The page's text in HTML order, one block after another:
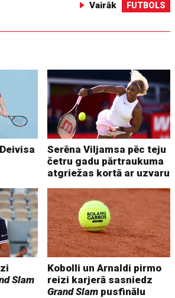
Vairāk FUTBOLS
Serēna Viljamsa pēc teju
četru gadu pārtraukuma
atgriežas kortā ar uzvaru
Slam
Kobolli un Arnaldi pirmo
reizi karjerā sasniedz
Grand Slam pusfinālu